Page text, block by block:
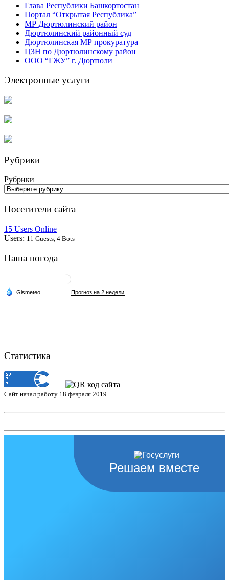
Глава Республики Башкортостан
Портал “Открытая Республика”
МР Дюртюлинский район
Дюртюлинский районный суд
Дюртюлинская МР прокуратура
ЦЗН по Дюртюлинскому район
ООО “ГЖУ” г. Дюртюли
Электронные услуги
Рубрики
Рубрики
Посетители сайта
15 Users Online
Users: 11 Guests, 4 Bots
Наша погода
Статистика
Сайт начал работу 18 февраля 2019
Решаем вместе